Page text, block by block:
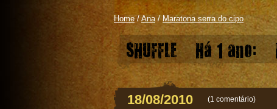
Home/ Ana/ Maratona serra do cipo
SHUFFLE Há 1 ano:
18/08/2010 (1 comentário)